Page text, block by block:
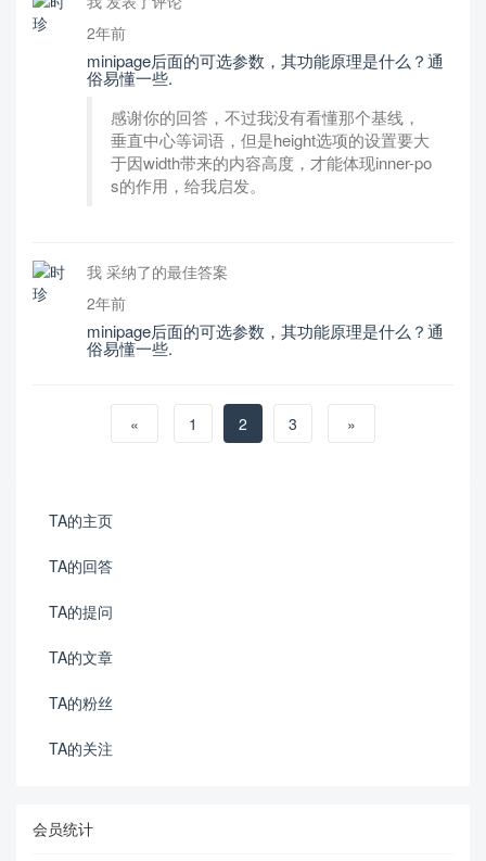
2年前
minipage后面的可选参数，其功能原理是什么？通
俗易懂一些.
感谢你的回答，不过我没有看懂那个基线，
垂直中心等词语，但是height选项的设置要大
于因width带来的内容高度，才能体现inner-po
s的作用，给我启发。
我 采纳了的最佳答案
2年前
minipage后面的可选参数，其功能原理是什么？通
俗易懂一些.
« 1 2 3 »
TA的主页
TA的回答
TA的提问
TA的文章
TA的粉丝
TA的关注
会员统计